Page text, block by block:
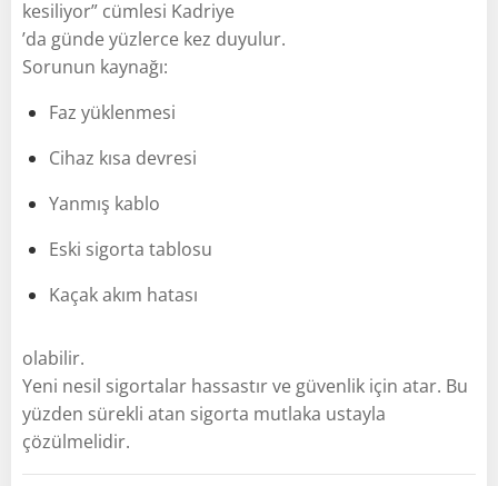
kesiliyor” cümlesi Kadriye
’da günde yüzlerce kez duyulur.
Sorunun kaynağı:
Faz yüklenmesi
Cihaz kısa devresi
Yanmış kablo
Eski sigorta tablosu
Kaçak akım hatası
olabilir.
Yeni nesil sigortalar hassastır ve güvenlik için atar. Bu
yüzden sürekli atan sigorta mutlaka ustayla
çözülmelidir.